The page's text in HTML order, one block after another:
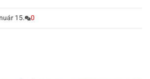
15. 0